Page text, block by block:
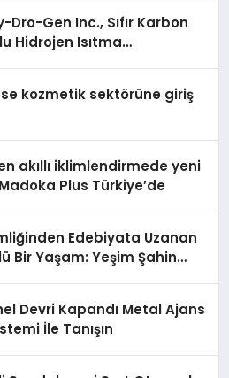
Dro-Gen Inc., Sıfır Karbon
Hidrojen Isıtma
kozmetik sektörüne giriş
akıllı iklimlendirmede yeni
Plus Türkiye’de
Edebiyata Uzanan
Bir Yaşam: Yeşim Şahin
Devri Kapandı Metal Ajans
İle Tanışın